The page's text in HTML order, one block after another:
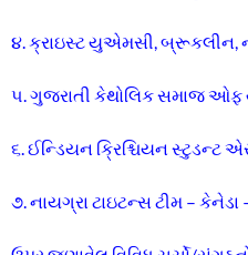
૪. ક્રાઇસ્ટ યુએમસી, બ્રૂકલીન,
૫. ગુજરાતી કેથોલિક સમાજ
૬. ઈન્ડિયન ક્રિશ્ચિયન
૭. નાયગ્રા ટાઇટન્સ ટીમ – કેનેડા